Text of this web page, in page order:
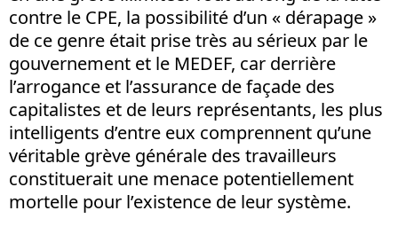
contre le CPE, la possibilité d’un « dérapage »
de ce genre était prise très au sérieux par le
gouvernement et le MEDEF, car derrière
l’arrogance et l’assurance de façade des
capitalistes et de leurs représentants, les plus
intelligents d’entre eux comprennent qu’une
véritable grève générale des travailleurs
constituerait une menace potentiellement
mortelle pour l’existence de leur système.